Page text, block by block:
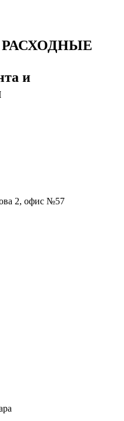
и
2, офис №57